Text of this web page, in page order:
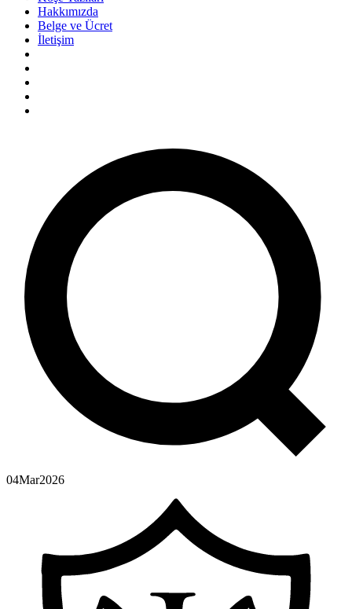
Hakkımızda
Belge ve Ücret
İletişim
04Mar2026